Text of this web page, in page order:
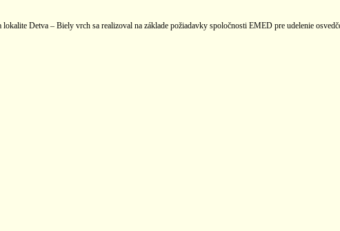
Detva – Biely vrch sa realizoval na základe požiadavky spoločnosti EMED pre udelenie